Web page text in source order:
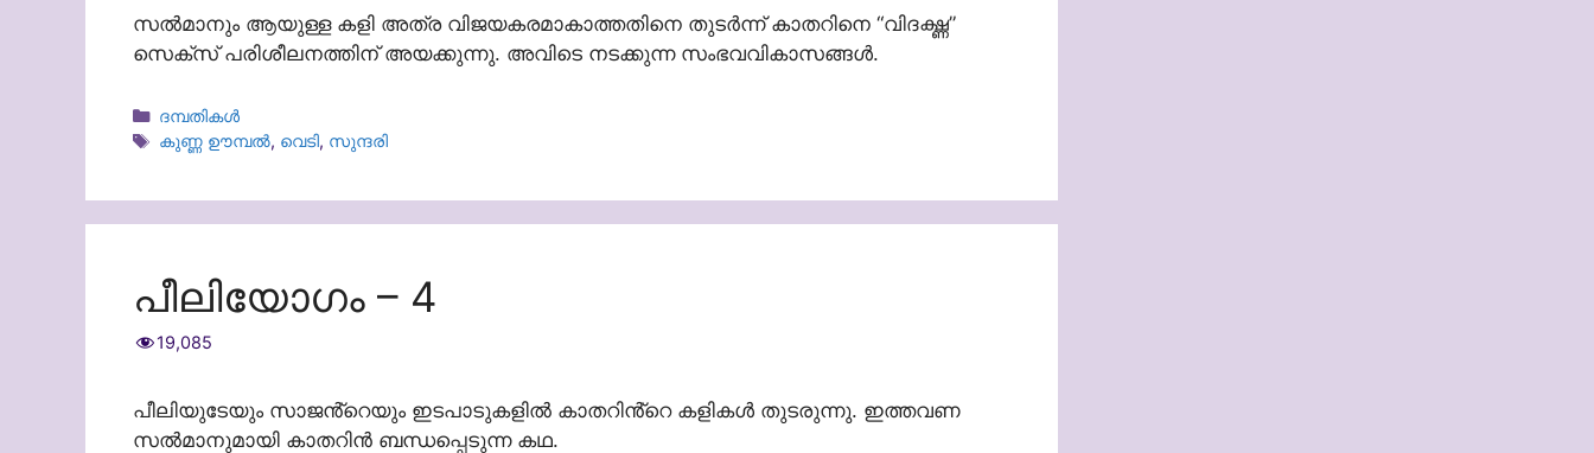
സൽമാനും ആയുള്ള കളി അത്ര വിജയകരമാകാത്തതിനെ തുടർന്ന് കാതറിനെ “വിദഗ്ദ്ധ”
സെക്സ് പരിശീലനത്തിന് അയക്കുന്നു. അവിടെ നടക്കുന്ന സംഭവവികാസങ്ങൾ.
Categories
ദമ്പതികള്‍
Tags
കുണ്ണ ഊമ്പൽ, വെടി, സുന്ദരി
പീലിയോഗം – 4
19,085
പീലിയുടേയും സാജൻ്റെയും ഇടപാടുകളിൽ കാതറിൻ്റെ കളികൾ തുടരുന്നു. ഇത്തവണ
സൽമാനുമായി കാതറിൻ ബന്ധപ്പെടുന്ന കഥ.